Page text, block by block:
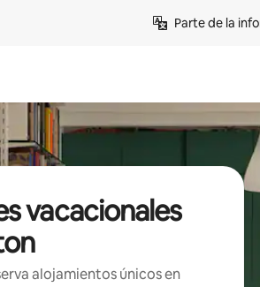
Parte de la
vacacionales
alojamientos únicos en